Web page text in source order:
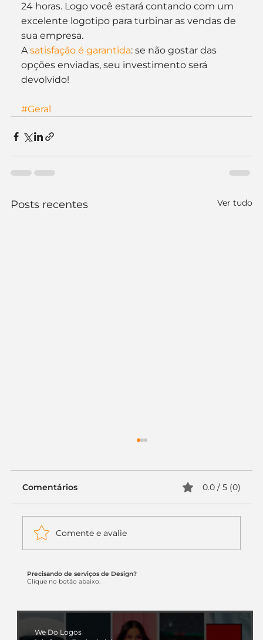
Precisando de serviços de Design?
Clique no botão abaixo:
We Do Logos
24 horas. Logo você estará contando com um
excelente logotipo para turbinar as vendas de
sua empresa.
A satisfação é garantida: se não gostar das
opções enviadas, seu investimento será
devolvido!
#Geral
Posts recentes Ver tudo
Itaú muda apenas duas letras da
começou.
Comentários 0.0 / 5 (0)
Comente e avalie